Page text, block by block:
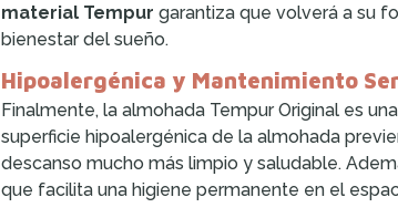
material Tempur garantiza que volverá a su
bienestar del sueño.
Hipoalergénica y Mantenimiento
Finalmente, la almohada Tempur Original es
superficie hipoalergénica de la almohada
descanso mucho más limpio y saludable.
que facilita una higiene permanente en el